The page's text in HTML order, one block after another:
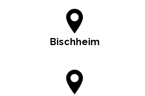
Bischheim